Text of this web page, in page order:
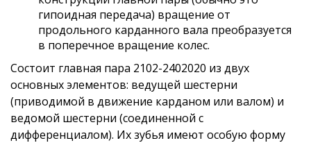
гипоидная передача) вращение от
продольного карданного вала преобразуется
в поперечное вращение колес.
Состоит главная пара 2102-2402020 из двух
основных элементов: ведущей шестерни
(приводимой в движение карданом или валом) и
ведомой шестерни (соединенной с
дифференциалом). Их зубья имеют особую форму